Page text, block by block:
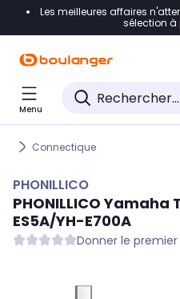
Accéder directement à la
Accéder directement au
Accéder directement au
Les meilleures affaires
sélection à
Menu
Connectique
PHONILLICO
PHONILLICOYamaha
ES5A/YH-E700A
Donner le premier